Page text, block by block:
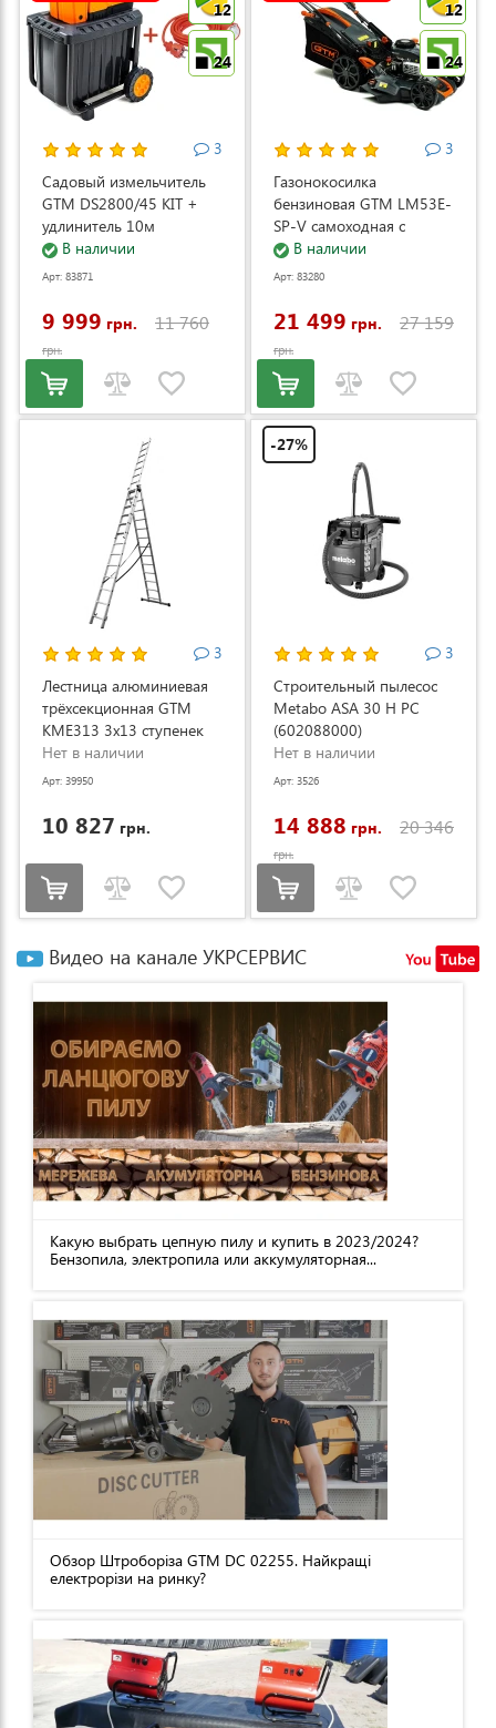
12
24
3
Садовый измельчитель
GTM DS2800/45 KIT +
удлинитель 10м
(DS2800/45_KIT+ext.cord)
В наличии
Арт: 83871
9 999 грн. 11 760
грн.
12
24
3
Газонокосилка
бензиновая GTM LM53E-
SP-V самоходная с
электростартером и
регулировкой скорости
В наличии
Арт: 83280
21 499 грн. 27 159
грн.
3
Лестница алюминиевая
трёхсекционная GTM
KME313 3x13 ступенек
3.53-8.93м (KME313)
Нет в наличии
Арт: 39950
10 827 грн.
-27%
3
Строительный пылесос
Metabo ASA 30 H PC
(602088000)
Нет в наличии
Арт: 3526
14 888 грн. 20 346
грн.
Видео на канале УКРСЕРВИС
Какую выбрать цепную пилу и купить в 2023/2024?
Бензопила, электропила или аккумуляторная...
Обзор Штроборіза GTM DC 02255. Найкращі
електрорізи на ринку?